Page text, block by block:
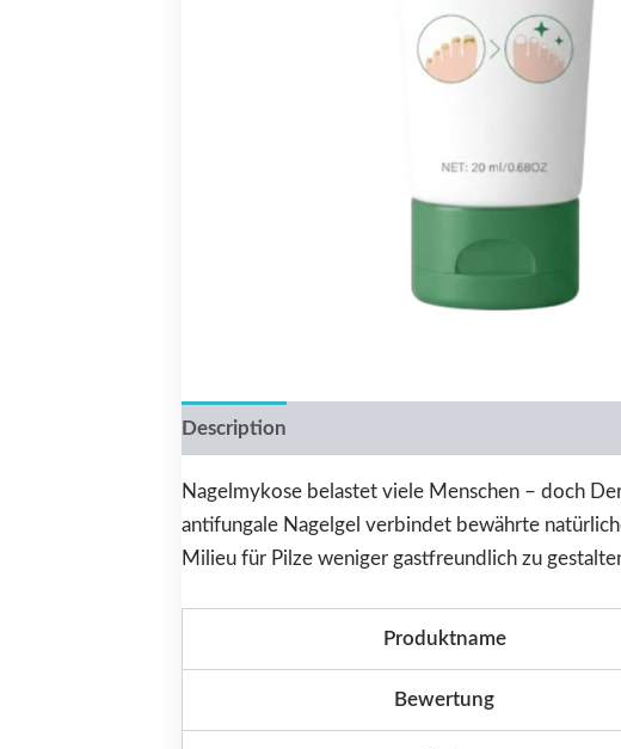
Description
Nagelmykose belastet viele Menschen – doch
antifungale Nagelgel verbindet bewährte
Milieu für Pilze weniger gastfreundlich zu
Produktname
Bewertung